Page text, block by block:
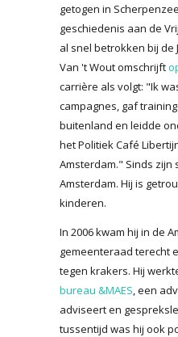
getogen in
geschiedenis aan de
al snel betrokken bij de
Van 't Wout omschrijft
carrière als volgt: "Ik
campagnes, gaf
buitenland en leidde
het Politiek Café
Amsterdam." Sinds zijn
Amsterdam. Hij is
kinderen.
In 2006 kwam hij in de
gemeenteraad terecht
tegen krakers. Hij
bureau &MAES, een
adviseert en
tussentijd was hij ook